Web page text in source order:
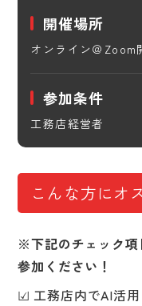
開催場所
オンライン＠Zoom
参加条件
工務店経営者
こんな方にオ
※下記のチェック項
参加ください！
工務店内でAI活